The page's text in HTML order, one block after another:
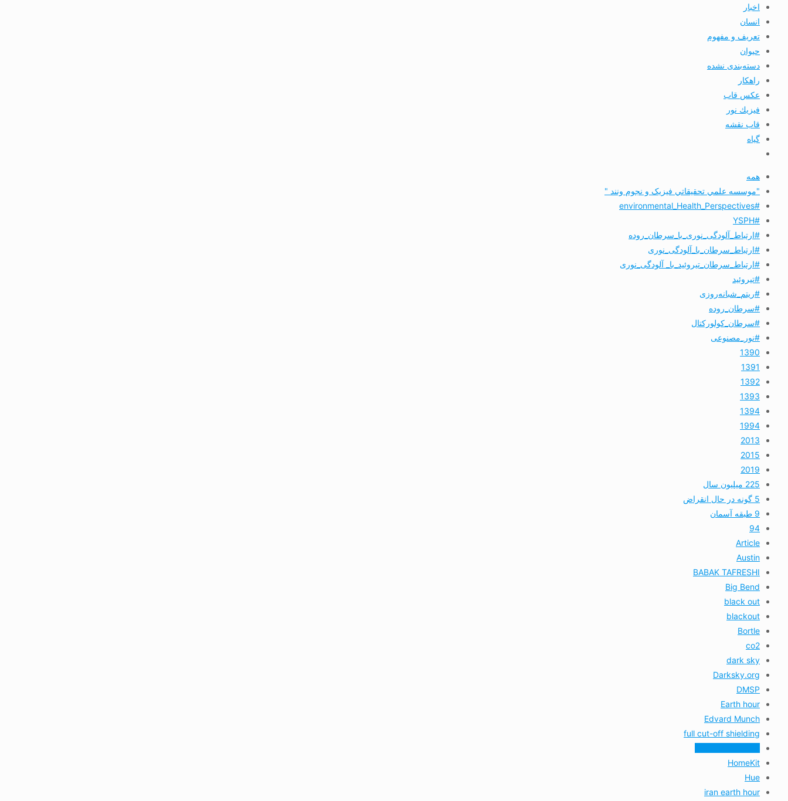
اخبار
انسان
تعريف و مفهوم
حیوان
دسته‌بندی نشده
راهکار
عکس قاب
فيزيك نور
قاب نقشه
گیاه
همه
"موسسه علمي تحقيقاتي فیزیک و نجوم ونند "
#environmental_Health_Perspectives
#YSPH
#ارتباط_آلودگی_نوری_با_سرطان_روده
#ارتباط_سرطان_با_آلودگی_نوری
#ارتباط_سرطان_تیروئید_با_ آلودگی_نوری
#تیروئید
#ریتم_شبانه‌روزی
#سرطان_روده
#سرطان_کولورکتال
#نور_مصنوعی
1390
1391
1392
1393
1394
1994
2013
2015
2019
225 میلیون سال
5 گونه در حال انقراض
9 طبقه آسمان
94
Article
Austin
BABAK TAFRESHI
Big Bend
black out
blackout
Bortle
co2
dark sky
Darksky.org
DMSP
Earth hour
Edvard Munch
full cut-off shielding
HomeKit
Hue
iran earth hour